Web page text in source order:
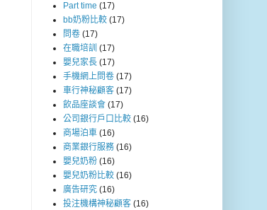
Part time (17)
bb奶粉比較 (17)
問卷 (17)
在職培訓 (17)
嬰兒家長 (17)
手機網上問卷 (17)
車行神秘顧客 (17)
飲品座談會 (17)
公司銀行戶口比較 (16)
商場泊車 (16)
商業銀行服務 (16)
嬰兒奶粉 (16)
嬰兒奶粉比較 (16)
廣告研究 (16)
投注機構神秘顧客 (16)